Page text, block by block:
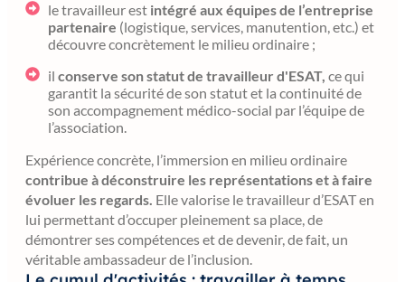
le travailleur est intégré aux équipes de l’entreprise
partenaire (logistique, services, manutention, etc.) et
découvre concrètement le milieu ordinaire ;
il conserve son statut de travailleur d'ESAT, ce qui
garantit la sécurité de son statut et la continuité de
son accompagnement médico-social par l’équipe de
l’association.
Expérience concrète, l’immersion en milieu ordinaire
contribue à déconstruire les représentations et à faire
évoluer les regards. Elle valorise le travailleur d’ESAT en
lui permettant d’occuper pleinement sa place, de
démontrer ses compétences et de devenir, de fait, un
véritable ambassadeur de l’inclusion.